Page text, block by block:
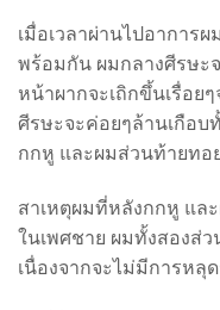
เมื่อเวลาผ่านไปอาการ
พร้อมกัน ผมกลางศีรษะ
หน้าผากจะเถิกขึ้นเรื่อย
ศีรษะจะค่อยๆล้านเกือบ
กกหู และผมส่วนท้ายทอ
สาเหตุผมที่หลังกกหู แล
ในเพศชาย ผมทั้งสองส่ว
เนื่องจากจะไม่มีการหลุ